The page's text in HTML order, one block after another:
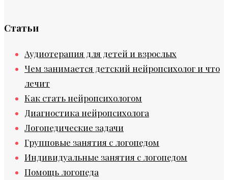
Статьи
Аудиотерапия для детей и взрослых
Чем занимается детский нейропсихолог и что
лечит
Как стать нейропсихологом
Диагностика нейропсихолога
Логопедические задачи
Групповые занятия с логопедом
Индивидуальные занятия с логопедом
Помощь логопеда